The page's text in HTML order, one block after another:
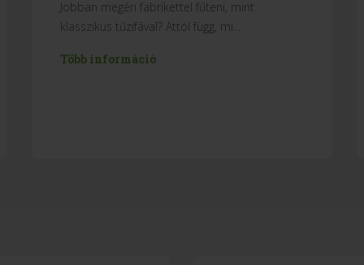
Jobban megéri fabrikettel fűteni, mint
klasszikus tűzifával? Attól függ, mi...
Több információ